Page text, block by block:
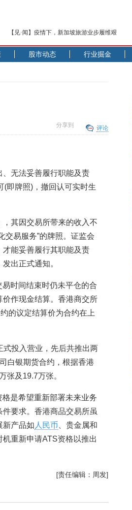
【见·闻】疫情下，新加坡旅游业步履维艰
记者手记：疫情下的香港零售业如何浴火重生？
【见·闻】疫情下一家香港传统零售商的转型突
济安金信：中国基金市场数据分析周报（2020.
【新华财经调查】同业存单、结构性存款玩起
央行公开市场净投放300亿元 短端资金利率明
基本面及股市双轮冲击 债市回调十年期债表现
沥青期货连续两日涨逾3% 沪银及两粕涨势喜人
恒生聚源：北斗收官之星发射成功，全产业链
股市动态 行业掘金
评论
分享到
无法妥善履行职能及责
(即牌照)，撤回认可实时生
其因交易所带来的收入不
交易服务”的牌照。证监会
能妥善履行其职能及责
出正式通知。
时间结束时仍未平仓的合
作现金结算。香港商交所
的议定结算价为合约在上
投入营业，先后共推出两
白银期货合约，根据香港
张及19.7万张。
是希望重新部署未来业务
要求。香港商品交易所虽
新产品如 人民币 、贵金属和
重新申请ATS资格以推出
[责任编辑：周发]